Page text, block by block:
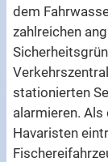
dem
zahlreichen
stationierten
alarmieren.
Havaristen